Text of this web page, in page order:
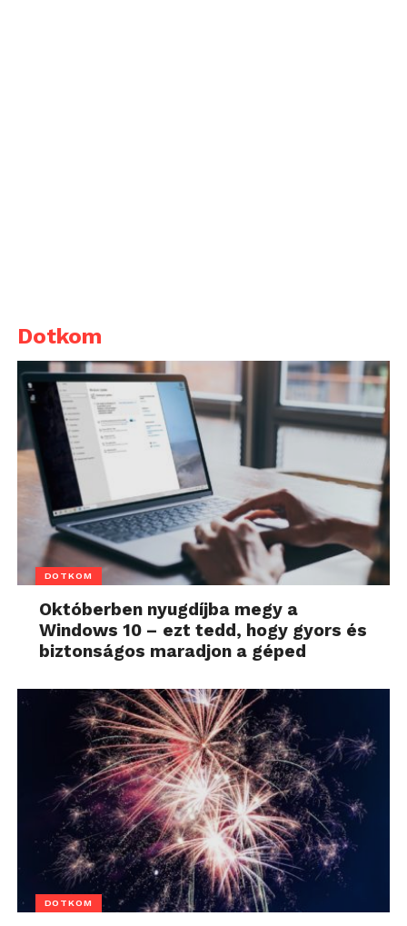
Dotkom
DOTKOM
Októberben nyugdíjba megy a
Windows 10 – ezt tedd, hogy gyors és
biztonságos maradjon a géped
DOTKOM